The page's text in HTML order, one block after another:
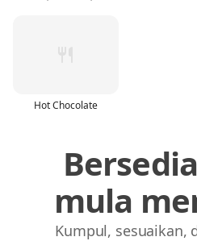
Hot Chocolate
mula
Kumpul, sesuaikan,